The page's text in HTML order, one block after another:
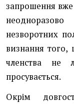
запрошення вже
незворотних
визнання
членства не
просувається.
Окрім